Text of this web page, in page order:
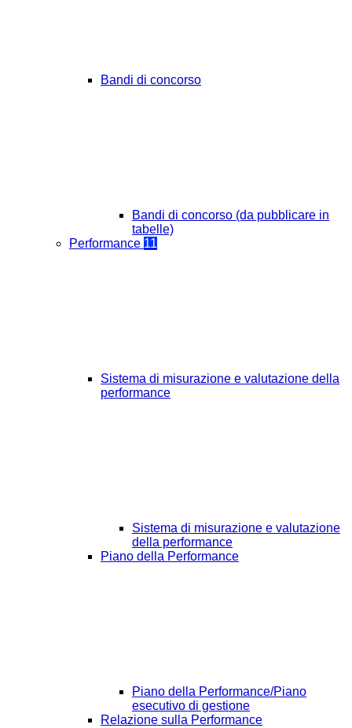
Bandi di concorso
Bandi di concorso (da pubblicare in
tabelle)
Performance 11
Sistema di misurazione e valutazione della
performance
Sistema di misurazione e valutazione
della performance
Piano della Performance
Piano della Performance/Piano
esecutivo di gestione
Relazione sulla Performance